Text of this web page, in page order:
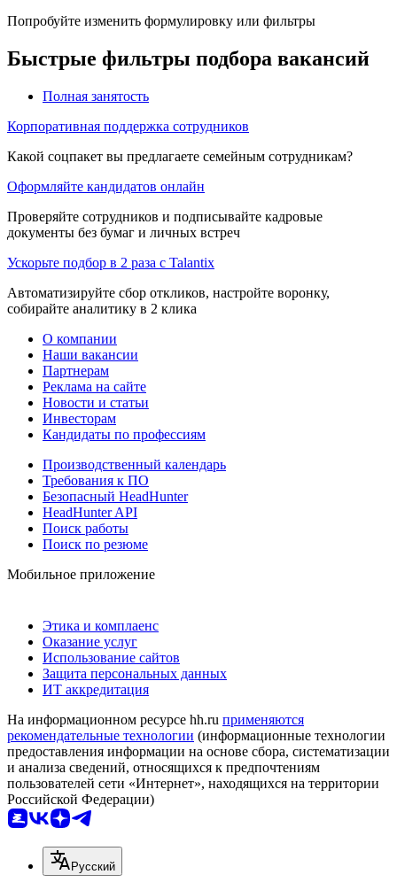
Попробуйте изменить формулировку или фильтры
Быстрые фильтры подбора вакансий
Полная занятость
Корпоративная поддержка сотрудников
Какой соцпакет вы предлагаете семейным сотрудникам?
Оформляйте кандидатов онлайн
Проверяйте сотрудников и подписывайте кадровые
документы без бумаг и личных встреч
Ускорьте подбор в 2 раза с Talantix
Автоматизируйте сбор откликов, настройте воронку,
собирайте аналитику в 2 клика
О компании
Наши вакансии
Партнерам
Реклама на сайте
Новости и статьи
Инвесторам
Кандидаты по профессиям
Производственный календарь
Требования к ПО
Безопасный HeadHunter
HeadHunter API
Поиск работы
Поиск по резюме
Мобильное приложение
Этика и комплаенс
Оказание услуг
Использование сайтов
Защита персональных данных
ИТ аккредитация
На информационном ресурсе hh.ru применяются
рекомендательные технологии (информационные технологии
предоставления информации на основе сбора, систематизации
и анализа сведений, относящихся к предпочтениям
пользователей сети «Интернет», находящихся на территории
Российской Федерации)
Русский